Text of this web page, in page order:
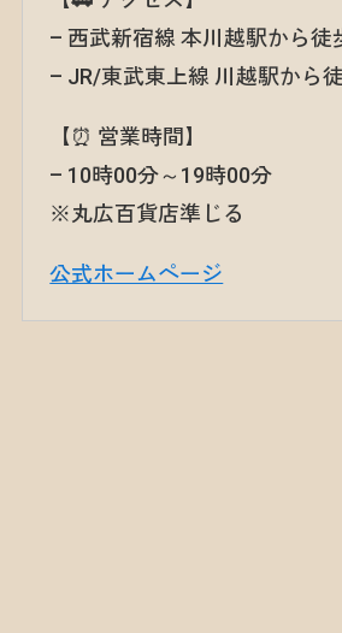
– 西武新宿線 本川越駅から徒
– JR/東武東上線 川越駅から
【⏰ 営業時間】
– 10時00分～19時00分
※丸広百貨店準じる
公式ホームページ